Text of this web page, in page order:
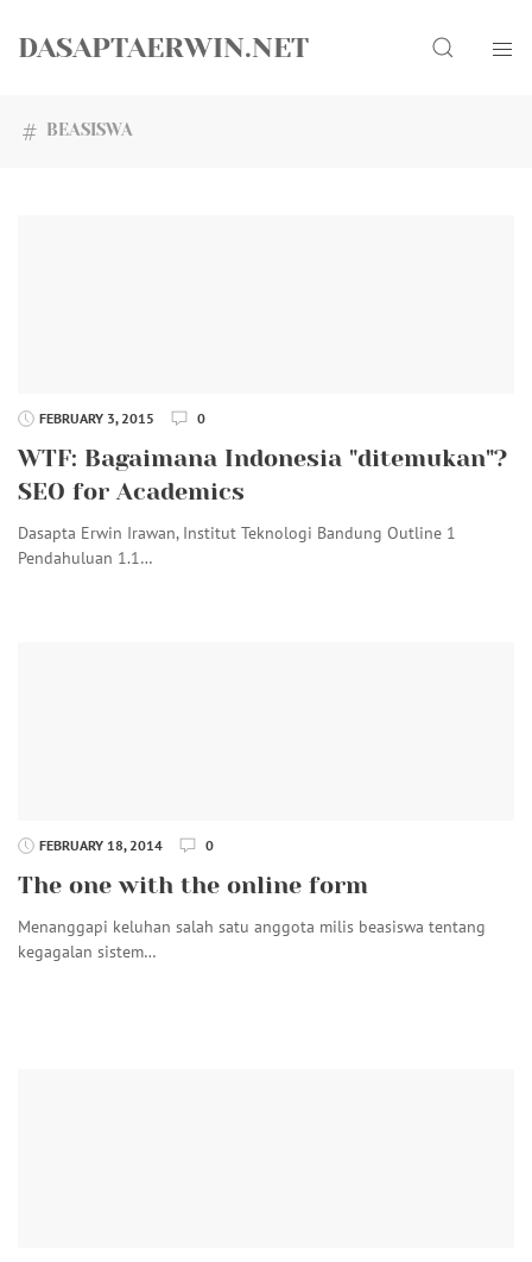
DASAPTAERWIN.NET Search
BEASISWA
FEBRUARY 3, 2015 0
WTF: Bagaimana Indonesia "ditemukan"?
SEO for Academics
Dasapta Erwin Irawan, Institut Teknologi Bandung Outline 1
Pendahuluan 1.1…
FEBRUARY 18, 2014 0
The one with the online form
Menanggapi keluhan salah satu anggota milis beasiswa tentang
kegagalan sistem…